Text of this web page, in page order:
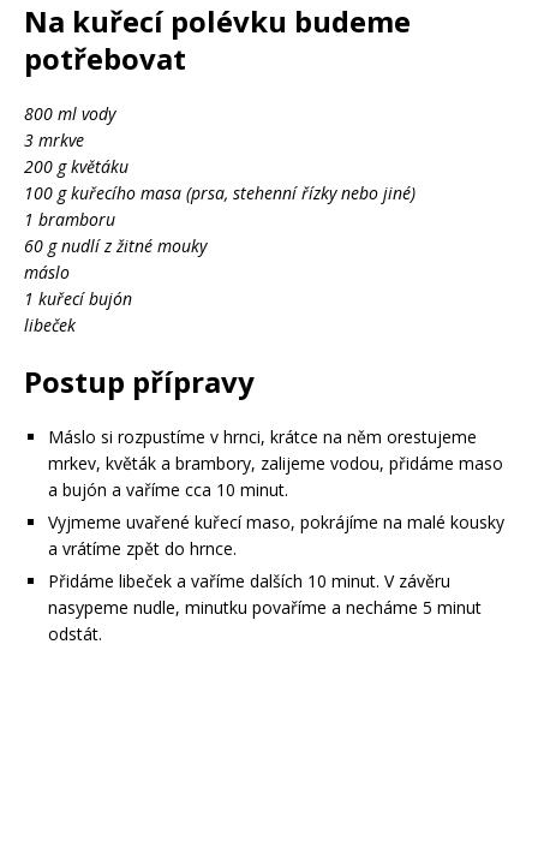
Na kuřecí polévku budeme
potřebovat
800 ml vody
3 mrkve
200 g květáku
100 g kuřecího masa (prsa, stehenní řízky nebo jiné)
1 bramboru
60 g nudlí z žitné mouky
máslo
1 kuřecí bujón
libeček
Postup přípravy
Máslo si rozpustíme v hrnci, krátce na něm orestujeme
mrkev, květák a brambory, zalijeme vodou, přidáme maso
a bujón a vaříme cca 10 minut.
Vyjmeme uvařené kuřecí maso, pokrájíme na malé kousky
a vrátíme zpět do hrnce.
Přidáme libeček a vaříme dalších 10 minut. V závěru
nasypeme nudle, minutku povaříme a necháme 5 minut
odstát.